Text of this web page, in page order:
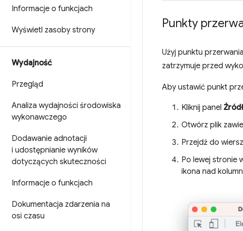
Informacje o funkcjach
Wyświetl zasoby strony
Wydajność
Przegląd
Analiza wydajności środowiska
wykonawczego
Dodawanie adnotacji
i udostępnianie wyników
dotyczących skuteczności
Informacje o funkcjach
Dokumentacja zdarzenia na
osi czasu
Punkty
Użyj punktu
zatrzymuje przed
Aby ustawić punkt
Kliknij panel
Otwórz plik
Przejdź do
Po lewej stronie
ikona nad